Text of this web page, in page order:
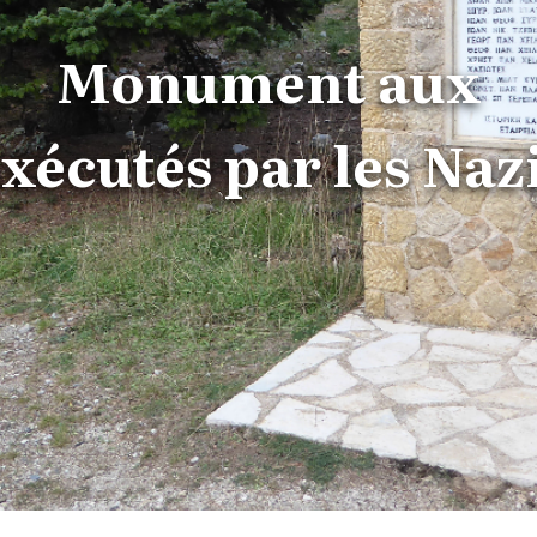
Monument aux
par les